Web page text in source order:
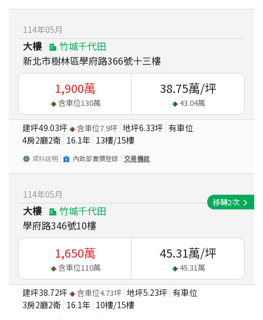
114年05月
大樓
竹城千代田
新北市樹林區學府路366號十三樓
1,900萬
含車位130萬
38.75萬/坪
43.04萬
建坪49.03坪 含車位7.9坪 地坪6.33坪 有車位
4房2廳2衛 16.1年 13樓/15樓
資料說明 內政部實價登錄 交易備註
114年05月
大樓
竹城千代田
學府路346號10樓
移轉2次
1,650萬
含車位110萬
45.31萬/坪
45.31萬
建坪38.72坪 含車位4.73坪 地坪5.23坪 有車位
3房2廳2衛 16.1年 10樓/15樓